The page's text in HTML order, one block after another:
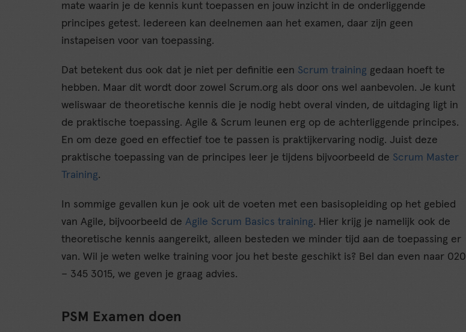
mate waarin je de kennis kunt toepassen en jouw inzicht in de onderliggende
principes getest. Iedereen kan deelnemen aan het examen, daar zijn geen
instapeisen voor van toepassing.
Dat betekent dus ook dat je niet per definitie een Scrum training gedaan hoeft te
hebben. Maar dit wordt door zowel Scrum.org als door ons wel aanbevolen. Je kunt
weliswaar de theoretische kennis die je nodig hebt overal vinden, de uitdaging ligt in
de praktische toepassing. Agile & Scrum leunen erg op de achterliggende principes.
En om deze goed en effectief toe te passen is praktijkervaring nodig. Juist deze
praktische toepassing van de principes leer je tijdens bijvoorbeeld de Scrum Master
Training.
In sommige gevallen kun je ook uit de voeten met een basisopleiding op het gebied
van Agile, bijvoorbeeld de Agile Scrum Basics training. Hier krijg je namelijk ook de
theoretische kennis aangereikt, alleen besteden we minder tijd aan de toepassing er
van. Wil je weten welke training voor jou het beste geschikt is? Bel dan even naar 020
– 345 3015, we geven je graag advies.
PSM Examen doen